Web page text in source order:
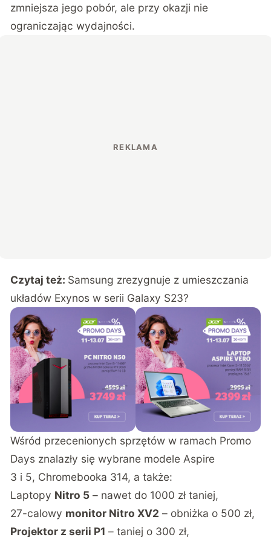
zmniejsza jego pobór, ale przy okazji nie
ograniczając wydajności.
Czytaj też: Samsung zrezygnuje z umieszczania
układów Exynos w serii Galaxy S23?
Wśród przecenionych sprzętów w ramach Promo
Days znalazły się wybrane modele Aspire
3 i 5, Chromebooka 314, a także:
Laptopy Nitro 5 – nawet do 1000 zł taniej,
27-calowy monitor Nitro XV2 – obniżka o 500 zł,
Projektor z serii P1 – taniej o 300 zł,